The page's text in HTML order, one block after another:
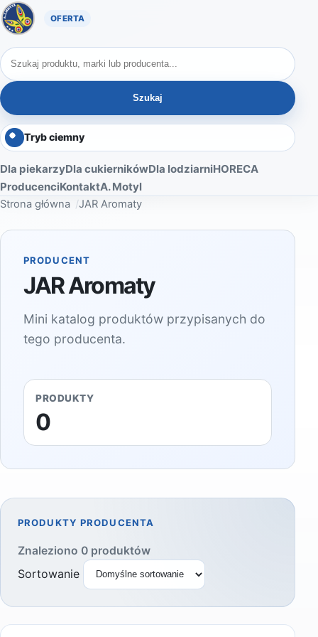
Oferta A. Motyl
Szukaj produktów
Szukaj
Tryb ciemny
Dla piekarzyDla cukiernikówDla lodziarniHORECA
ProducenciKontaktA. Motyl
Strona główna JAR Aromaty
PRODUCENT
JAR Aromaty
Mini katalog produktów przypisanych do
tego producenta.
PRODUKTY
0
PRODUKTY PRODUCENTA
Znaleziono 0 produktów
Sortowanie